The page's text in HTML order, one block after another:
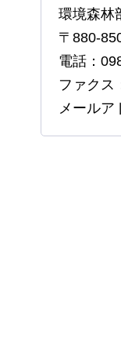
環境森林
〒880-
電話：
ファクス
メールア